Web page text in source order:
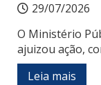
29/07/2026
O Ministério
ajuizou ação,
Leia mais